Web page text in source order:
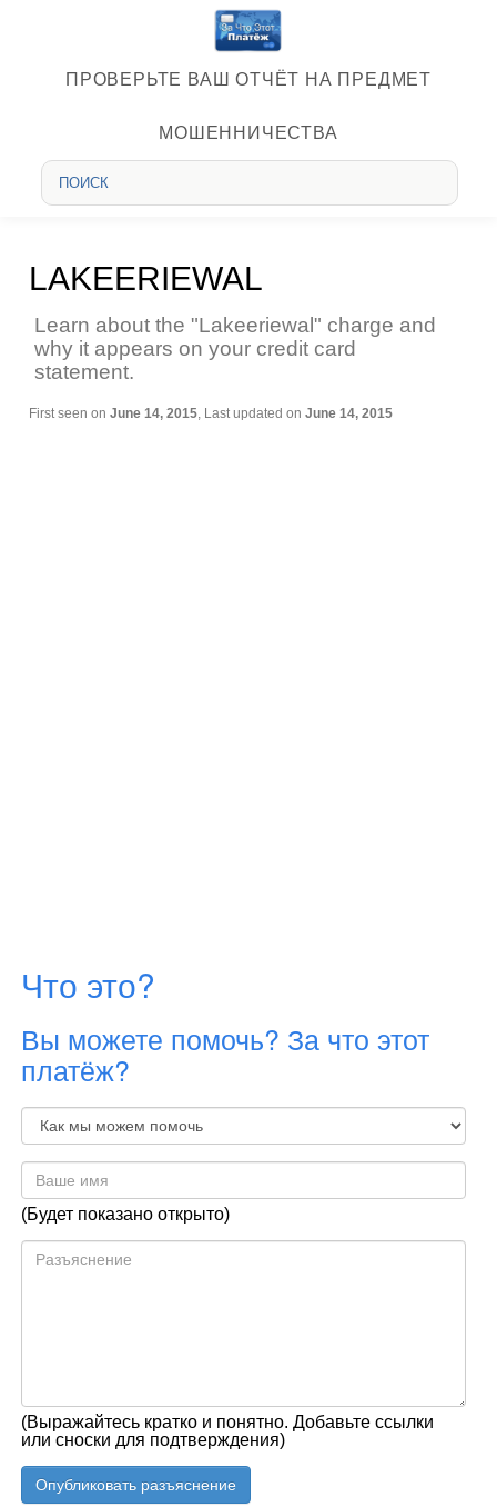
ПРОВЕРЬТЕ ВАШ ОТЧЁТ НА ПРЕДМЕТ
МОШЕННИЧЕСТВА
LAKEERIEWAL
Learn about the "Lakeeriewal" charge and
why it appears on your credit card
statement.
First seen on June 14, 2015, Last updated on June 14, 2015
Что это?
Вы можете помочь? За что этот
платёж?
(Будет показано открыто)
(Выражайтесь кратко и понятно. Добавьте ссылки
или сноски для подтверждения)